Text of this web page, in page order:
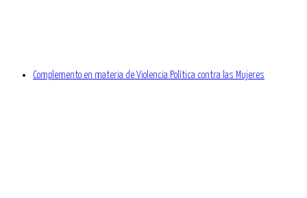
Complemento en materia de Violencia Política contra las Mujeres